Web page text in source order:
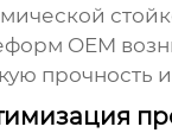
OEM
прочность